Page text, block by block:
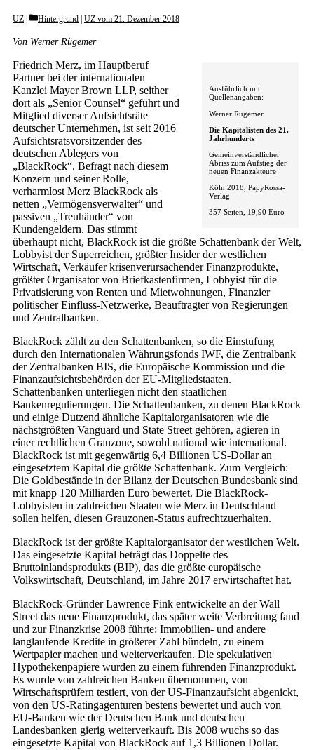
UZ Categories
Hintergrund UZ vom 21. Dezember 2018
Von Werner Rügemer
Ausführlich mit
Quellenangaben:
Werner Rügemer
Die Kapitalisten des 21.
Jahrhunderts
Gemeinverständlicher
Abriss zum Aufstieg der
neuen Finanzakteure
Köln 2018, PapyRossa-
Verlag
357 Seiten, 19,90 Euro
Friedrich Merz, im Hauptberuf
Partner bei der internationalen
Kanzlei Mayer Brown LLP, seither
dort als „Senior Counsel“ geführt und
Mitglied diverser Aufsichtsräte
deutscher Unternehmen, ist seit 2016
Aufsichtsratsvorsitzender des
deutschen Ablegers von
„BlackRock“. Befragt nach diesem
Konzern und seiner Rolle,
verharmlost Merz BlackRock als
netten „Vermögensverwalter“ und
passiven „Treuhänder“ von
Kundengeldern. Das stimmt
überhaupt nicht, BlackRock ist die größte Schattenbank der Welt,
Lobbyist der Superreichen, größter Insider der westlichen
Wirtschaft, Verkäufer krisenverursachender Finanzprodukte,
größter Organisator von Briefkastenfirmen, Lobbyist für die
Privatisierung von Renten und Mietwohnungen, Finanzier
politischer Einfluss-Netzwerke, Beauftragter von Regierungen
und Zentralbanken.
BlackRock zählt zu den Schattenbanken, so die Einstufung
durch den Internationalen Währungsfonds IWF, die Zentralbank
der Zentralbanken BIS, die Europäische Kommission und die
Finanzaufsichtsbehörden der EU-Mitgliedstaaten.
Schattenbanken unterliegen nicht den staatlichen
Bankenregulierungen. Die Schattenbanken, zu denen BlackRock
und einige Dutzend ähnliche Kapitalorganisatoren wie die
nächstgrößten Vanguard und State Street gehören, agieren in
einer rechtlichen Grauzone, sowohl national wie international.
BlackRock ist mit gegenwärtig 6,4 Billionen US-Dollar an
eingesetztem Kapital die größte Schattenbank. Zum Vergleich:
Die Goldbestände in der Bilanz der Deutschen Bundesbank sind
mit knapp 120 Milliarden Euro bewertet. Die BlackRock-
Lobbyisten in zahlreichen Staaten wie Merz in Deutschland
sollen helfen, diesen Grauzonen-Status aufrechtzuerhalten.
BlackRock ist der größte Kapitalorganisator der westlichen Welt.
Das eingesetzte Kapital beträgt das Doppelte des
Bruttoinlandsprodukts (BIP), das die größte europäische
Volkswirtschaft, Deutschland, im Jahre 2017 erwirtschaftet hat.
BlackRock-Gründer Lawrence Fink entwickelte an der Wall
Street das neue Finanzprodukt, das später weite Verbreitung fand
und zur Finanzkrise 2008 führte: Immobilien- und andere
langlaufende Kredite in größerer Zahl bündeln, zu einem
Wertpapier machen und weiterverkaufen. Die spekulativen
Hypothekenpapiere wurden zu einem führenden Finanzprodukt.
Es wurde von zahlreichen Banken übernommen, von
Wirtschaftsprüfern testiert, von der US-Finanzaufsicht abgenickt,
von den US-Ratingagenturen bestens bewertet und auch von
EU-Banken wie der Deutschen Bank und deutschen
Landesbanken gierig weiterverkauft. Bis 2008 wuchs so das
eingesetzte Kapital von BlackRock auf 1,3 Billionen Dollar.